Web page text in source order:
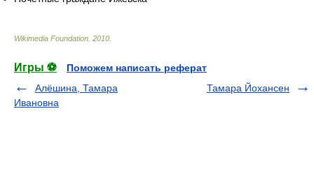
Wikimedia Foundation 2010
Игры ⚽
Поможем написать реферат
Алёшина, Тамара
Ивановна
Тамара Йохансен